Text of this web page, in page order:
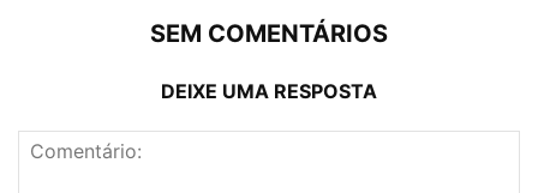
SEM COMENTÁRIOS
DEIXE UMA RESPOSTA